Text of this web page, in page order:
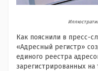
Как пояснили в пресс-
«Адресный регистр»
единого реестра
зарегистрированных